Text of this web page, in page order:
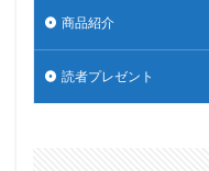
商品紹介
読者プレゼント